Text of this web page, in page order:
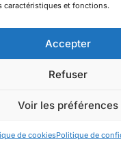
caractéristiques et fonctions.
Accepter
Refuser
Voir les préférences
de cookiesPolitique de